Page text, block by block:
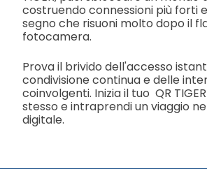
costruendo connessioni più forti
segno che risuoni molto dopo il
fotocamera.
Prova il brivido dell'accesso
condivisione continua e delle
coinvolgenti. Inizia il tuo QR
stesso e intraprendi un viaggio
digitale.